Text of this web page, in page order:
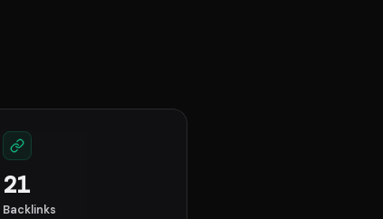
21
Backlinks